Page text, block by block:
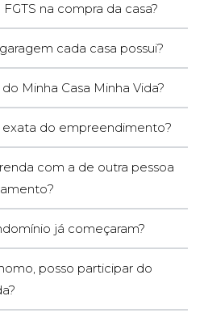
na compra da casa?
cada casa possui?
Minha Casa Minha Vida?
exata do empreendimento?
com a de outra pessoa
já começaram?
posso participar do